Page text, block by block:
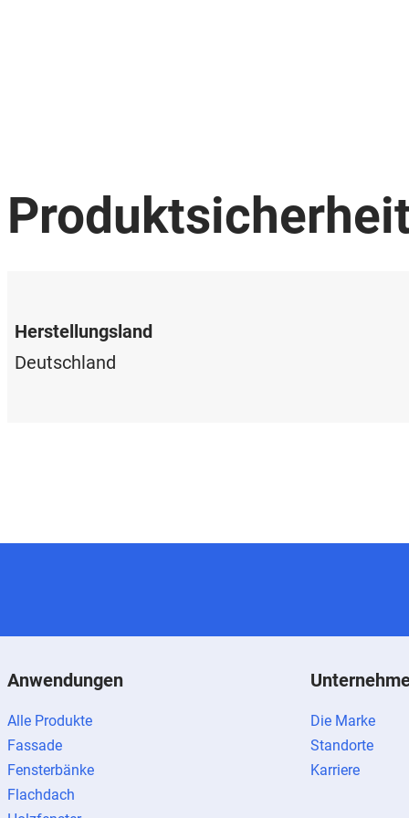
Herstellungsland
Deutschland
Anwendungen
Alle Produkte
Fassade
Fensterbänke
Flachdach
Die Marke
Standorte
Karriere